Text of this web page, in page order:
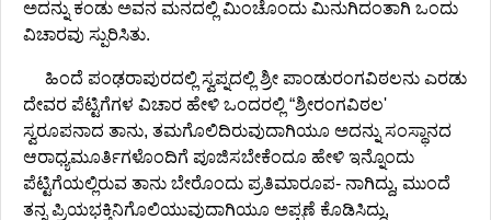
ಅದನ್ನು ಕಂಡು ಅವನ ಮನದಲ್ಲಿ ಮಿಂಚೊಂದು ಮಿನುಗಿದಂತಾಗಿ ಒಂದು
ವಿಚಾರವು ಸ್ಪುರಿಸಿತು.
ಹಿಂದೆ ಪಂಢರಾಪುರದಲ್ಲಿ ಸ್ವಪ್ನದಲ್ಲಿ ಶ್ರೀ ಪಾಂಡುರಂಗವಿಠಲನು ಎರಡು
ದೇವರ ಪೆಟ್ಟಿಗೆಗಳ ವಿಚಾರ ಹೇಳಿ ಒಂದರಲ್ಲಿ “ಶ್ರೀರಂಗವಿಠಲ'
ಸ್ವರೂಪನಾದ ತಾನು, ತಮಗೊಲಿದಿರುವುದಾಗಿಯೂ ಅದನ್ನು ಸಂಸ್ಥಾನದ
ಆರಾಧ್ಯಮೂರ್ತಿಗಳೊಂದಿಗೆ ಪೂಜಿಸಬೇಕೆಂದೂ ಹೇಳಿ ಇನ್ನೊಂದು
ಪೆಟ್ಟಿಗೆಯಲ್ಲಿರುವ ತಾನು ಬೇರೊಂದು ಪ್ರತಿಮಾರೂಪ- ನಾಗಿದ್ದು, ಮುಂದೆ
ತನ್ನ ಪ್ರಿಯಭಕ್ತಿನಿಗೊಲಿಯುವುದಾಗಿಯೂ ಅಪ್ಪಣೆ ಕೊಡಿಸಿದ್ದು,